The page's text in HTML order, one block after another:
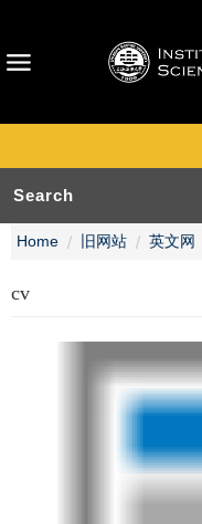
Home 旧网站 英文网
cv